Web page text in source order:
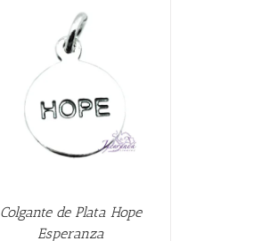
Colgante de Plata Hope
Esperanza